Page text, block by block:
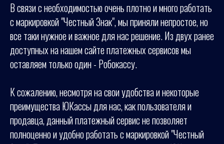
В связи с необходимостью очень плотно и много работать
с маркировкой "Честный Знак", мы приняли непростое, но
все таки нужное и важное для нас решение. Из двух ранее
доступных на нашем сайте платежных сервисов мы
оставляем только один - Робокассу.
К сожалению, несмотря на свои удобства и некоторые
преимущества ЮКассы для нас, как пользователя и
продавца, данный платежный сервис не позволяет
полноценно и удобно работать с маркировкой "Честный